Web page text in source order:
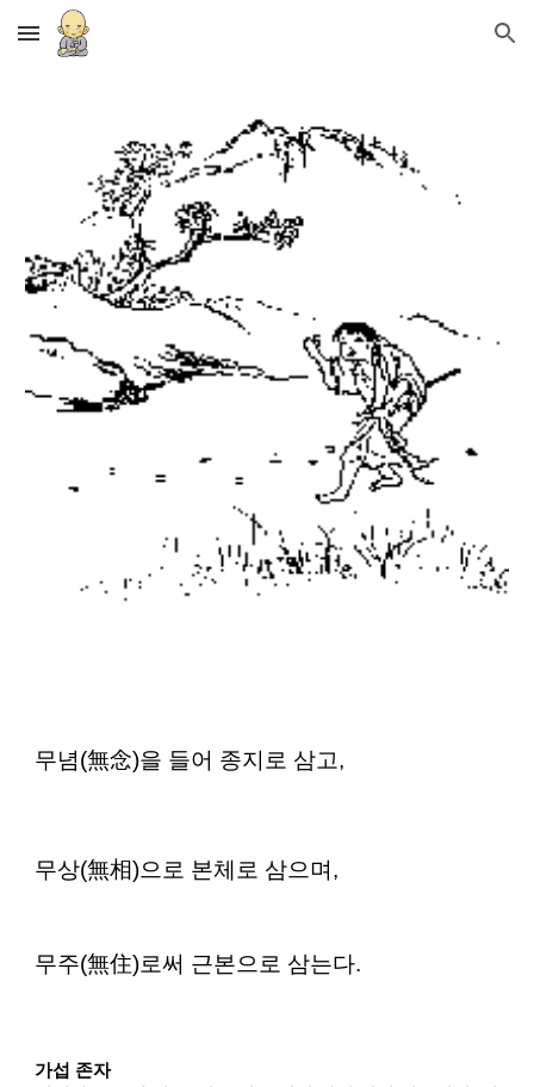
Skip to main content Skip to navigation
무념(無念)을 들어 종지로 삼고,
무상(無相)으로 본체로 삼으며,
무주(無住)로써 근본으로 삼는다.
가섭 존자